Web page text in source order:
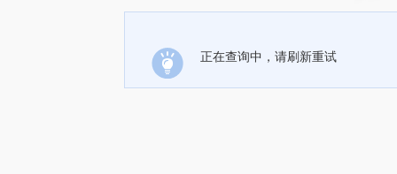
正在查询中，请刷新重试